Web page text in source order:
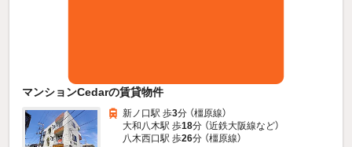
マンションCedarの賃貸物件
新ノ口駅 歩3分 （橿原線）
大和八木駅 歩18分 （近鉄大阪線など）
八木西口駅 歩26分 （橿原線）